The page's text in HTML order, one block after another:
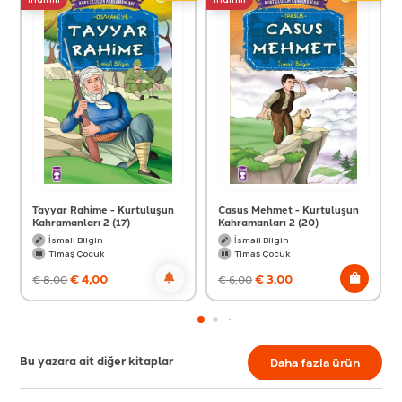
Tayyar Rahime - Kurtuluşun
Kahramanları 2 (17)
İsmail Bilgin
Timaş Çocuk
€8,00€4,00
Casus Mehmet - Kurtuluşun
Kahramanları 2 (20)
İsmail Bilgin
Timaş Çocuk
€6,00€3,00
Bu yazara ait diğer kitaplar Daha fazla ürün